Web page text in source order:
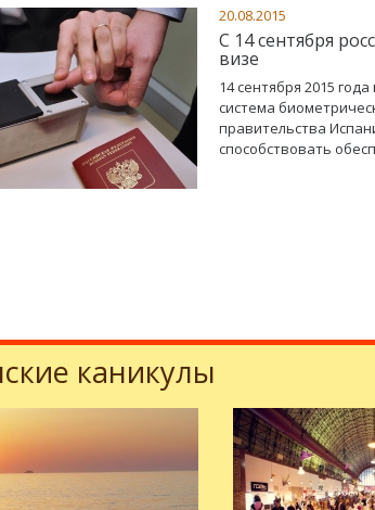
20.08.2015
С 14 сентября
визе
14 сентября 2015
система
правительства
способствовать
каникулы